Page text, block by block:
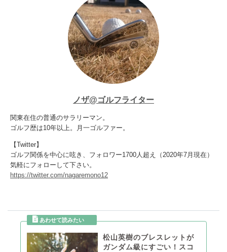
ノザ@ゴルフライター
関東在住の普通のサラリーマン。
ゴルフ歴は10年以上。月一ゴルファー。
【Twitter】
ゴルフ関係を中心に呟き、フォロワー1700人超え（2020年7月現在）
気軽にフォローして下さい。
https://twitter.com/nagaremono12
松山英樹のブレスレットが
ガンダム級にすごい！スコ